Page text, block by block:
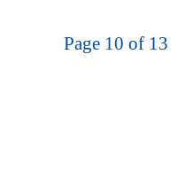
Page 10 of 13